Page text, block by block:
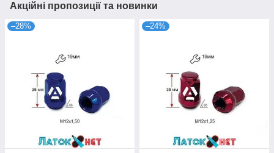
Акційні пропозиції та новинки
–28% –24%